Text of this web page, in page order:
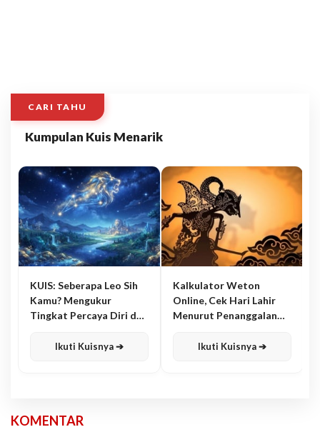
CARI TAHU
Kumpulan Kuis Menarik
KUIS: Seberapa Leo Sih
Kamu? Mengukur
Tingkat Percaya Diri dan
Ikuti Kuisnya ➔
Kalkulator Weton
Online, Cek Hari Lahir
Menurut Penanggalan
Ikuti Kuisnya ➔
KOMENTAR